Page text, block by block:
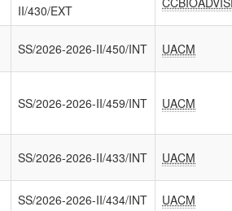
II/430/EXT
SS/2026-2026-II/450/INT UACM
SS/2026-2026-II/459/INT UACM
SS/2026-2026-II/433/INT UACM
SS/2026-2026-II/434/INT UACM